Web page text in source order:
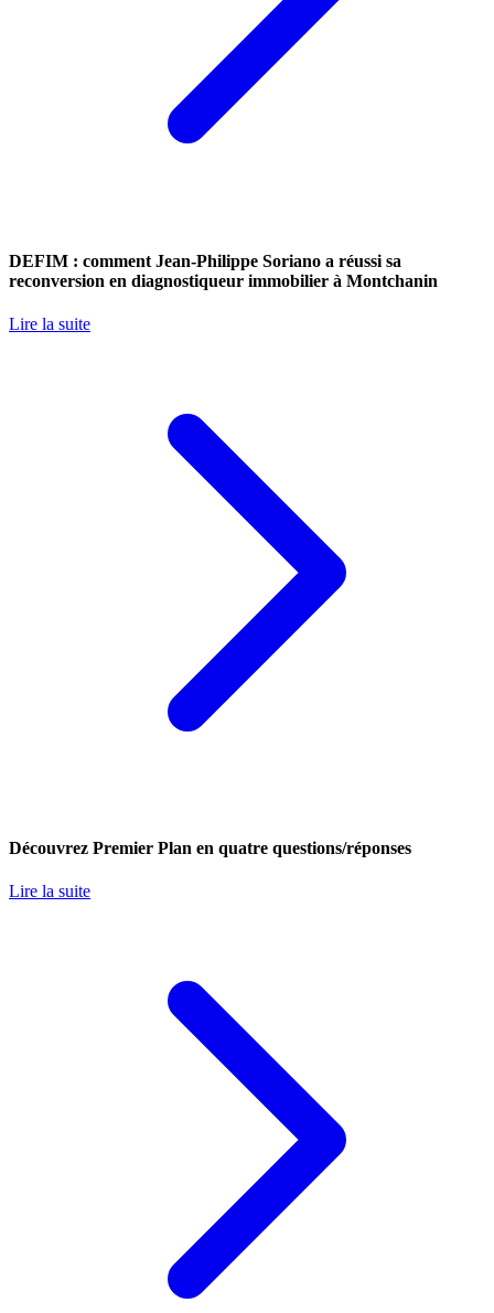
DEFIM : comment Jean-Philippe Soriano a réussi sa
reconversion en diagnostiqueur immobilier à Montchanin
Lire la suite
Découvrez Premier Plan en quatre questions/réponses
Lire la suite